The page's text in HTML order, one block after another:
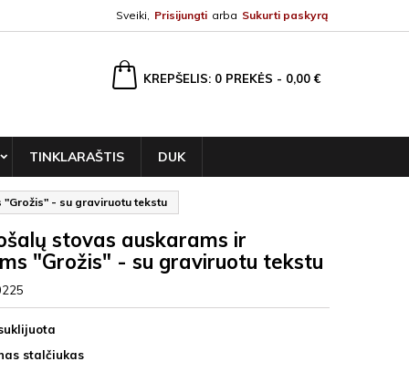
Sveiki, Prisijungti arba Sukurti paskyrą
KREPŠELIS 0 PREKĖS - 0,00 €
TINKLARAŠTIS DUK
- su graviruotu tekstu
stovas auskarams ir
"Grožis" - su graviruotu tekstu
stalčiukas